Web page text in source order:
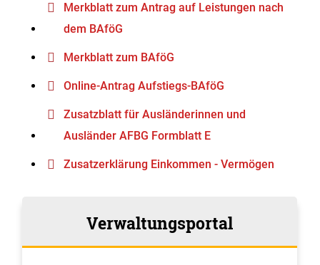
Merkblatt zum Antrag auf Leistungen nach
dem BAföG
Merkblatt zum BAföG
Online-Antrag Aufstiegs-BAföG
Zusatzblatt für Ausländerinnen und
Ausländer AFBG Formblatt E
Zusatzerklärung Einkommen - Vermögen
Verwaltungsportal